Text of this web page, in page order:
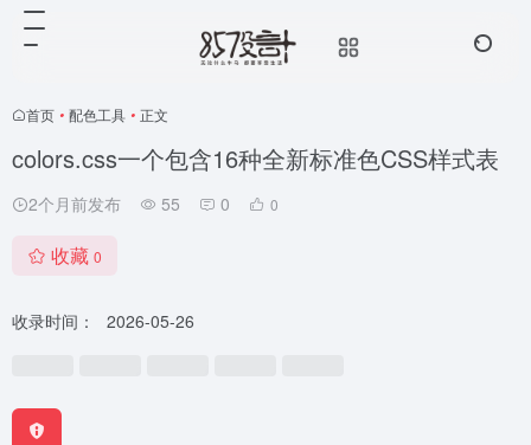
首页 • 配色工具 • 正文
colors.css一个包含16种全新标准色CSS样式表
2个月前发布 55 0 0
收藏 0
收录时间： 2026-05-26